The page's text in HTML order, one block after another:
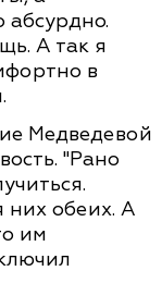
А так я
в
Медведевой
"Рано
обеих. А
им